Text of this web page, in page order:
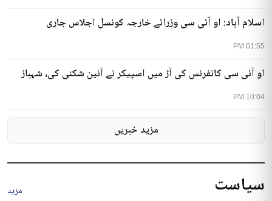
01:55 PM
اسلام آباد: او آئی سی وزرائے خارجہ کونسل اجلاس جاری
10:04 PM
او آئی سی کانفرنس کی آڑ میں اسپیکر نے آئین شکنی کی، شہباز
مزید خبریں
سیاست مزید